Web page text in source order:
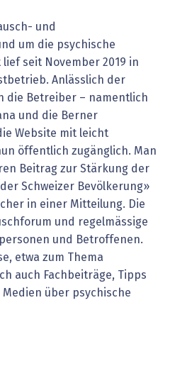
und
um die psychische
seit November 2019 in
Anlässlich der
die Betreiber – namentlich
und die Berner
Website mit leicht
öffentlich zugänglich. Man
Beitrag zur Stärkung der
Schweizer Bevölkerung»
in einer Mitteilung. Die
und regelmässige
und Betroffenen.
etwa zum Thema
auch Fachbeiträge, Tipps
über psychische